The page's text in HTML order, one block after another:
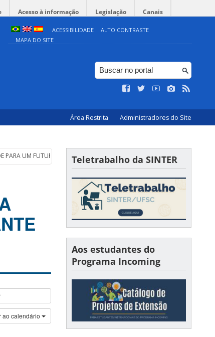
Acesso à informação Legislação Canais
ACESSIBILIDADE
ALTO CONTRASTE
MAPA DO SITE
Área Restrita Administradores do Site
UM FUTURO BRILHANTE NA GUINÉ-BISSAU”
ao calendário
Teletrabalho da SINTER
Aos estudantes do
Programa Incoming